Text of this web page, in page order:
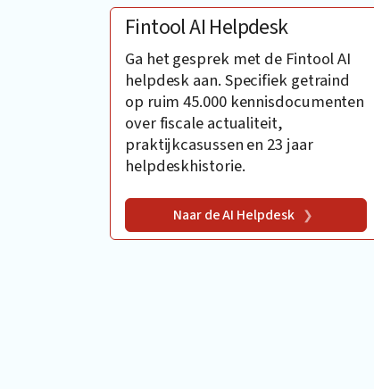
Fintool AI Helpdesk
Ga het gesprek met de Fintool AI
helpdesk aan. Specifiek getraind
op ruim 45.000 kennisdocumenten
over fiscale actualiteit,
praktijkcasussen en 23 jaar
helpdeskhistorie.
Naar de AI Helpdesk